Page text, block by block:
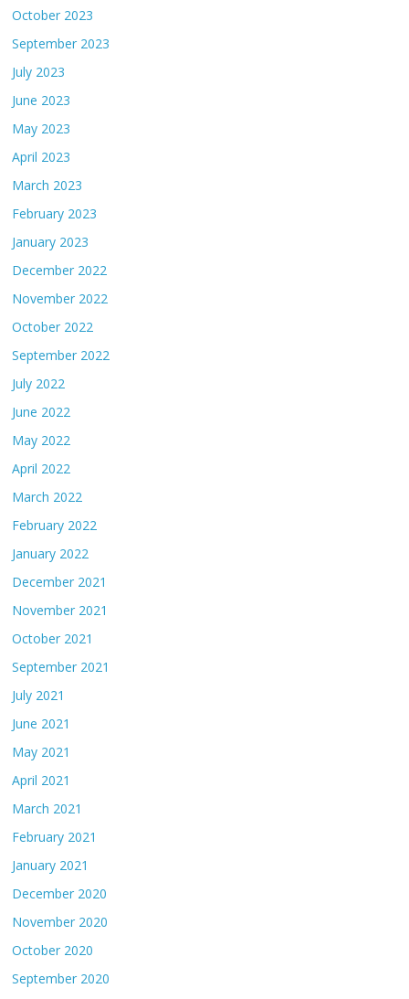
October 2023
September 2023
July 2023
June 2023
May 2023
April 2023
March 2023
February 2023
January 2023
December 2022
November 2022
October 2022
September 2022
July 2022
June 2022
May 2022
April 2022
March 2022
February 2022
January 2022
December 2021
November 2021
October 2021
September 2021
July 2021
June 2021
May 2021
April 2021
March 2021
February 2021
January 2021
December 2020
November 2020
October 2020
September 2020